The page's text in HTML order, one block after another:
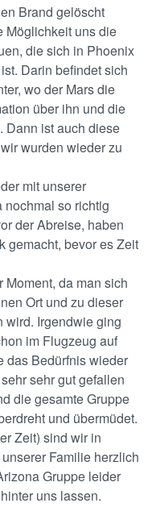
Brand gelöscht
Möglichkeit uns die
die sich in Phoenix
Darin befindet sich
wo der Mars die
über ihn und die
Dann ist auch diese
wurden wieder zu
mit unserer
so richtig
der Abreise, haben
gemacht, bevor es Zeit
da man sich
Ort und zu dieser
wird. Irgendwie ging
im Flugzeug auf
das Bedürfnis wieder
sehr gut gefallen
die gesamte Gruppe
und übermüdet.
Zeit) sind wir in
Familie herzlich
Gruppe leider
uns lassen.